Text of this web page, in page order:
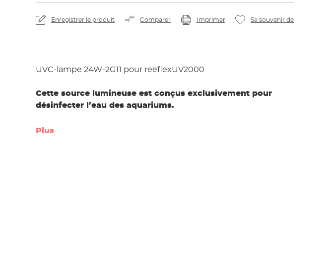
Enregistrer le produit Comparer Imprimer Se souvenir de
UVC-lampe 24W-2G11 pour reeflexUV2000
Cette source lumineuse est conçus exclusivement pour
désinfecter l’eau des aquariums.
Plus